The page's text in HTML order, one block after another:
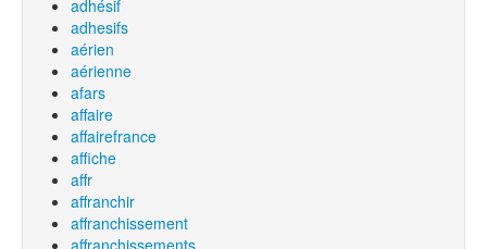
adhésif
adhesifs
aérien
aérienne
afars
affaire
affairefrance
affiche
affr
affranchir
affranchissement
affranchissements